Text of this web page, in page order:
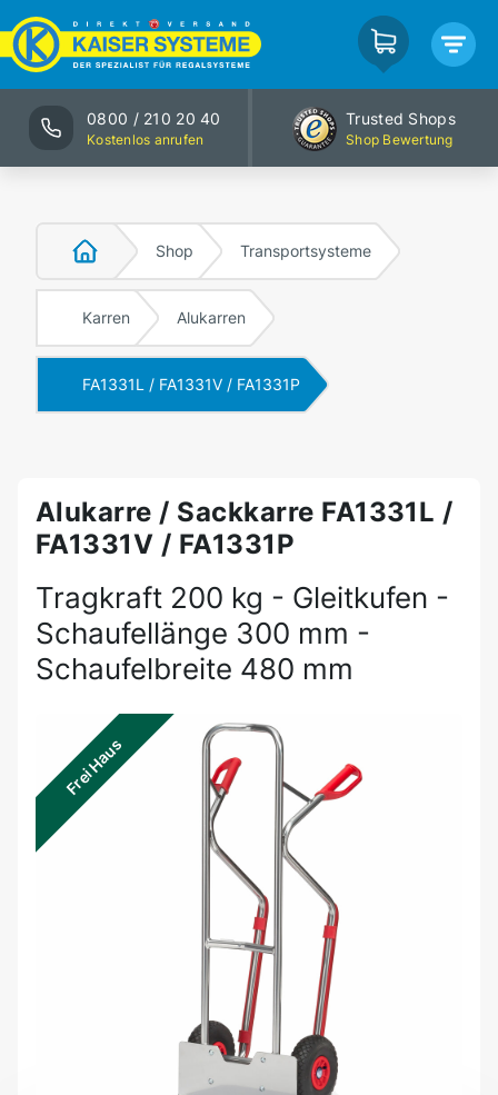
0800 / 210 20 40
Kostenlos anrufen
Trusted Shops
Shop Bewertung
Shop Transportsysteme
Karren Alukarren
FA1331L / FA1331V / FA1331P
Alukarre / Sackkarre FA1331L /
FA1331V / FA1331P
Tragkraft 200 kg - Gleitkufen -
Schaufellänge 300 mm -
Schaufelbreite 480 mm
Frei Haus